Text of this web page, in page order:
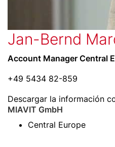
Jan-Bernd
Account Manager Central
+49 5434 82-859
Descargar la información
MIAVIT GmbH
Central Europe